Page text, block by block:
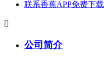
联系香蕉APP免费下载

公司简介